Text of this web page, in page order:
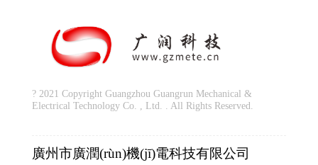
? 2021 Copyright Guangzhou Guangrun Mechanical &
Electrical Technology Co. , Ltd. . All Rights Reserved.
廣州市廣潤(rùn)機(jī)電科技有限公司